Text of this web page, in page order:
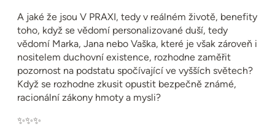
A jaké že jsou V PRAXI, tedy v reálném životě, benefity
toho, když se vědomí personalizované duší, tedy
vědomí Marka, Jana nebo Vaška, které je však zároveň i
nositelem duchovní existence, rozhodne zaměřit
pozornost na podstatu spočívající ve vyšších světech?
Když se rozhodne zkusit opustit bezpečně známé,
racionální zákony hmoty a mysli?
✨✨✨